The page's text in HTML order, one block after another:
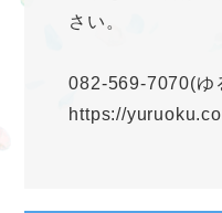
さい。
082-569-7070(ゆ
https://